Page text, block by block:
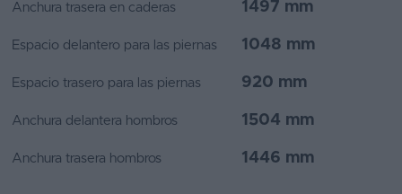
Anchura trasera en caderas 1497 mm
Espacio delantero para las piernas 1048 mm
Espacio trasero para las piernas 920 mm
Anchura delantera hombros 1504 mm
Anchura trasera hombros 1446 mm